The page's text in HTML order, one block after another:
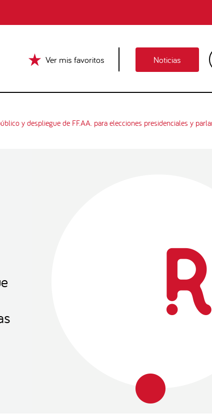
Ver mis favoritos Noticias
y despliegue de FF.AA. para elecciones presidenciales y